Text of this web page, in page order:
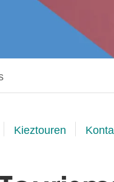
Kieztouren